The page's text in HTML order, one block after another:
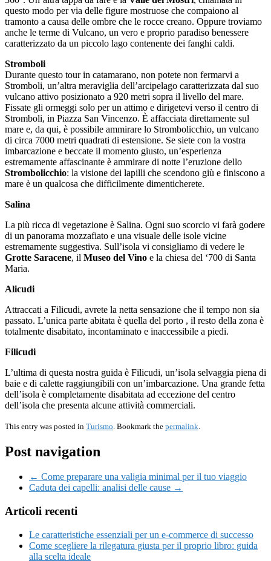
questo modo per via delle figure mostruose che compaiono al
tramonto a causa delle ombre che le rocce creano. Oppure troviamo
anche le terme di Vulcano, un vero e proprio paradiso benessere
caratterizzato da un piccolo lago contenente dei fanghi caldi.
Stromboli
Durante questo tour in catamarano, non potete non fermarvi a
Stromboli, un’altra meraviglia dell’arcipelago caratterizzata dal suo
vulcano attivo posizionato a 920 metri sopra il livello del mare.
Fissate gli ormeggi solo per un attimo e dirigetevi verso il centro di
Stromboli, in Piazza San Vincenzo. È affacciata direttamente sul
mare e, da qui, è possibile ammirare lo Strombolicchio, un vulcano
di circa 7000 metri quadrati di estensione. Se siete con la vostra
imbarcazione e beccate il momento giusto, un’esperienza
estremamente affascinante è ammirare di notte l’eruzione dello
Strombolicchio: la visione dei lapilli che scendono giù e finiscono a
mare è un qualcosa che difficilmente dimenticherete.
Salina
La più ricca di vegetazione è Salina. Ogni suo scorcio vi farà godere
di un panorama mozzafiato e una visuale delle isole vicine
estremamente suggestiva. Sull’isola vi consigliamo di vedere le
Grotte Saracene, il Museo del Vino e la chiesa del ‘700 di Santa
Maria.
Alicudi
Attraccati a Filicudi, avrete la netta sensazione che il tempo non sia
passato. L’unica parte abitata è quella del porto , il resto della zona è
totalmente disabitato, incontaminato e inaccessibile a piedi.
Filicudi
L’ultima di questa nostra guida è Filicudi, un’isola selvaggia piena di
baie e di calette raggiungibili con un’imbarcazione. Una grande fetta
dell’isola è completamente disabitata ad eccezione del centro
dell’isola che presenta alcune attività commerciali.
This entry was posted in Turismo . Bookmark the permalink
Post navigation
← Come preparare una valigia minimal per il tuo viaggio
Caduta dei capelli: analisi delle cause →
Articoli recenti
Le caratteristiche essenziali per un e-commerce di successo
Come scegliere la rilegatura giusta per il proprio libro: guida
alla scelta ideale